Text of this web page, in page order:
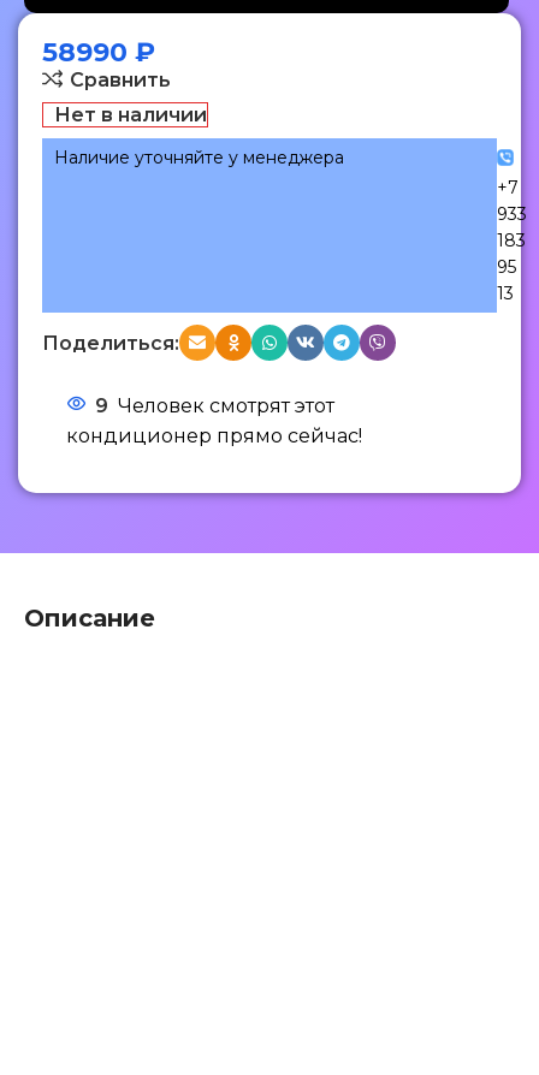
58990 ₽
Сравнить
Нет в наличии
Наличие уточняйте у менеджера
+7
933
183
95
13
Поделиться:
9 Человек смотрят этот
кондиционер прямо сейчас!
Описание